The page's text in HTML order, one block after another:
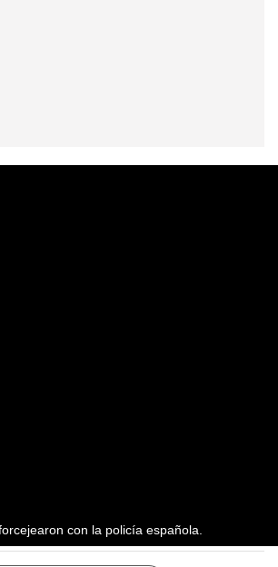
con la policía española.